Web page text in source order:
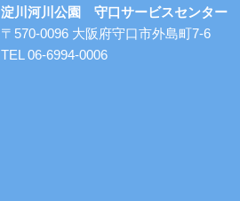
淀川河川公園 守口サービスセンター
〒570-0096 大阪府守口市外島町7-6
TEL 06-6994-0006